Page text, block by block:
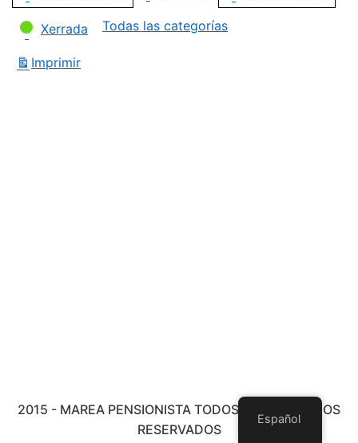
Xerrada Todas las categorías
Imprimir
2015 - MAREA PENSIONISTA TODOS LOS DERECHOS
RESERVADOS
Español